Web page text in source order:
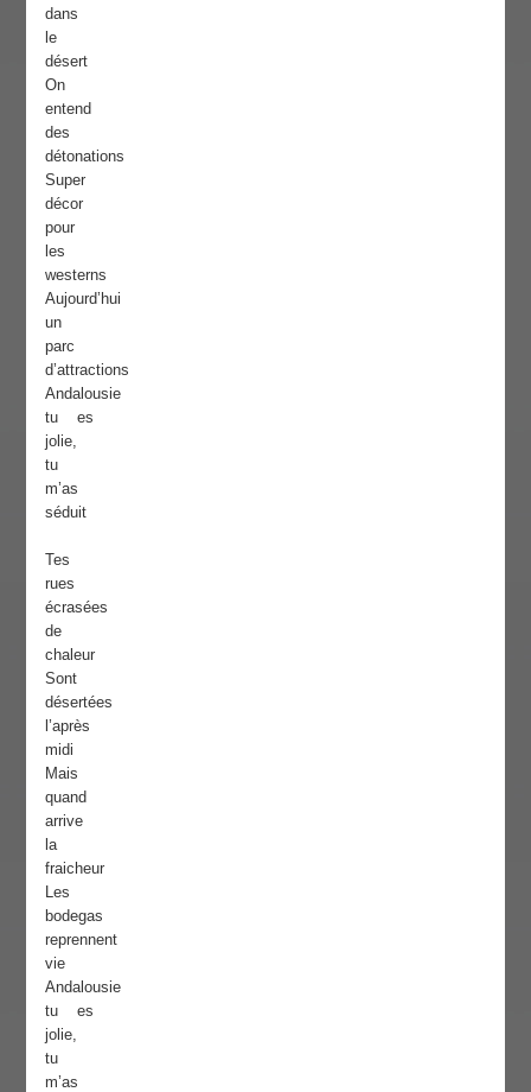
dans
le
désert
On
entend
des
détonations
Super
décor
pour
les
westerns
Aujourd’hui
un
parc
d’attractions
Andalousie
tu es
jolie,
tu
m’as
séduit
Tes
rues
écrasées
de
chaleur
Sont
désertées
l’après
midi
Mais
quand
arrive
la
fraicheur
Les
bodegas
reprennent
vie
Andalousie
tu es
jolie,
tu
m’as